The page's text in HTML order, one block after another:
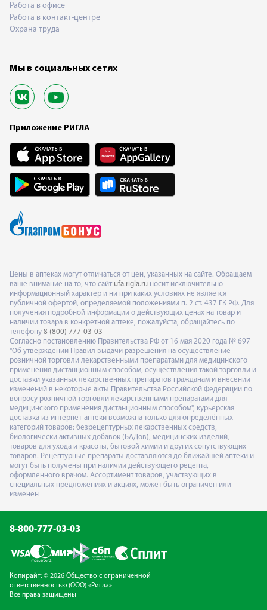
Работа в офисе
Работа в контакт-центре
Охрана труда
Мы в социальных сетях
Приложение РИГЛА
Цены в аптеках могут отличаться от цен, указанных на сайте. Обращаем
ваше внимание на то, что сайт ufa.rigla.ru носит исключительно
информационный характер и ни при каких условиях не является
публичной офертой, определяемой положениями п. 2 ст. 437 ГК РФ. Для
получения подробной информации о действующих ценах на товар и
наличии товара в конкретной аптеке, пожалуйста, обращайтесь по
телефону 8 (800) 777-03-03
Согласно постановлению Правительства РФ от 16 мая 2020 года № 697
"Об утверждении Правил выдачи разрешения на осуществление
розничной торговли лекарственными препаратами для медицинского
применения дистанционным способом, осуществления такой торговли и
доставки указанных лекарственных препаратов гражданам и внесении
изменений в некоторые акты Правительства Российской Федерации по
вопросу розничной торговли лекарственными препаратами для
медицинского применения дистанционным способом", курьерская
доставка из интернет-аптеки возможна только для определённых
категорий товаров: безрецептурных лекарственных средств,
биологически активных добавок (БАДов), медицинских изделий,
товаров для ухода и красоты, бытовой химии и других сопутствующих
товаров. Рецептурные препараты доставляются до ближайшей аптеки и
могут быть получены при наличии действующего рецепта,
оформленного врачом. Ассортимент товаров, участвующих в
специальных предложениях и акциях, может быть ограничен или
изменен
8-800-777-03-03
Копирайт: © 2026 Общество с ограниченной
ответственностью (ООО) «Ригла»
Все права защищены